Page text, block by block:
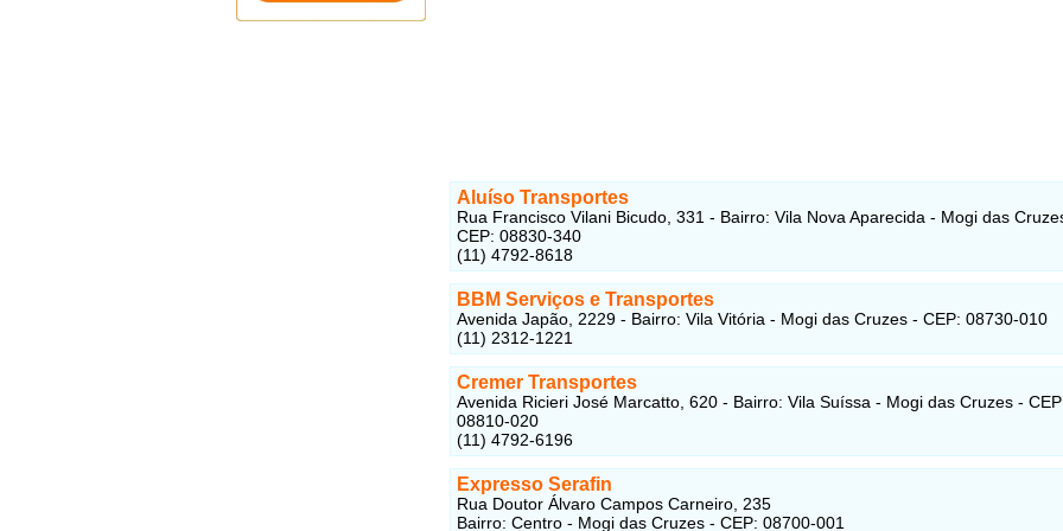
Aluíso Transportes
Rua Francisco Vilani Bicudo, 331 - Bairro: Vila Nova Aparecida - Mogi das
CEP: 08830-340
(11) 4792-8618
BBM Serviços e Transportes
Avenida Japão, 2229 - Bairro: Vila Vitória - Mogi das Cruzes - CEP: 08730-010
(11) 2312-1221
Cremer Transportes
Avenida Ricieri José Marcatto, 620 - Bairro: Vila Suíssa - Mogi das Cruzes -
08810-020
(11) 4792-6196
Expresso Serafin
Rua Doutor Álvaro Campos Carneiro, 235
Bairro: Centro - Mogi das Cruzes - CEP: 08700-001